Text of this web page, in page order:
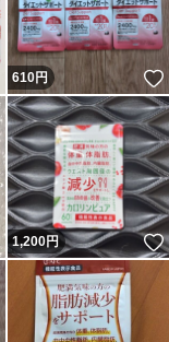
いいね！
610円
いいね！
1,200円